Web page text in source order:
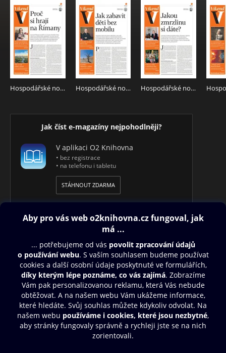
Hospodářské noviny - příloha Víkend 146 - 31.7.2026 Víkend Hospodářské noviny - příloha Víkend 141 - 24.7.2026 Víkend Hospodářské noviny - příloha Víkend 136 - 17.7.2026 Víkend
Jak číst e-magazíny nejpohodlněji?
V aplikaci O2 Knihovna
• bez registrace
• na telefonu i tabletu
STÁHNOUT ZDARMA
Obsah ke stažení
Moje O2 Knihovna
Další zábava
© O2 Czech Republic a.s.